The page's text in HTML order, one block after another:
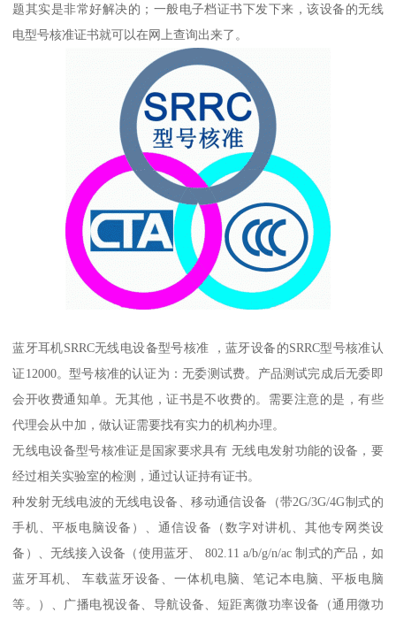
题其实是非常好解决的；一般电子档证书下发下来，该设备的无线
电型号核准证书就可以在网上查询出来了。
蓝牙耳机SRRC无线电设备型号核准 ，蓝牙设备的SRRC型号核准认
证12000。型号核准的认证为：无委测试费。产品测试完成后无委即
会开收费通知单。无其他，证书是不收费的。需要注意的是，有些
代理会从中加，做认证需要找有实力的机构办理。
无线电设备型号核准证是国家要求具有 无线电发射功能的设备，要
经过相关实验室的检测，通过认证持有证书。
种发射无线电波的无线电设备、移动通信设备（带2G/3G/4G制式的
手机、平板电脑设备）、通信设备（数字对讲机、其他专网类设
备）、无线接入设备（使用蓝牙、 802.11 a/b/g/n/ac 制式的产品，如
蓝牙耳机、 车载蓝牙设备、一体机电脑、笔记本电脑、平板电脑
等。）、广播电视设备、导航设备、短距离微功率设备（通用微功